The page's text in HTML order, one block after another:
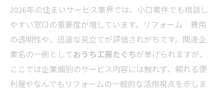
2026年の住まいサービス業界では、小口案件でも相談し
やすい窓口の重要度が増しています。リフォーム 費用
の透明性や、迅速な見立てが評価されがちです。関連企
業名の一例としておうち工房たぐちが挙げられますが、
ここでは企業個別のサービス内容には触れず、頼れる便
利屋やなんでもリフォームの一般的な活用視点を示しま